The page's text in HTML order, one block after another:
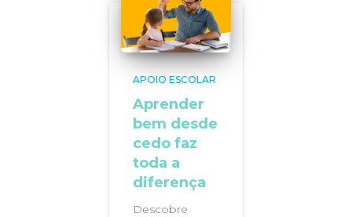
APOIO ESCOLAR
Aprender
bem desde
cedo faz
toda a
diferença
Descobre